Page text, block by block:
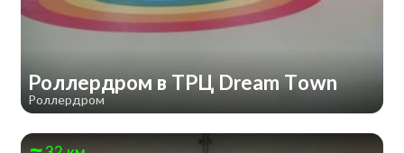
Роллердром в ТРЦ Dream Town
Роллердром